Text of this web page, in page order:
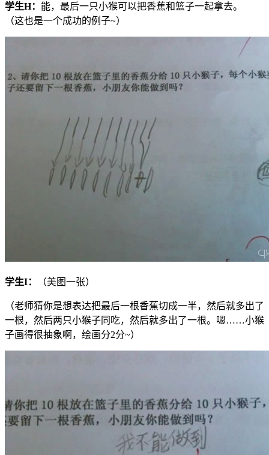
学生H： 能，最后一只小猴可以把香蕉和篮子一起拿去。
（这也是一个成功的例子~）
学生I： （美图一张）
（老师猜你是想表达把最后一根香蕉切成一半，然后就多出了
一根，然后两只小猴子同吃，然后就多出了一根。嗯……小猴
子画得很抽象啊，绘画分2分~）